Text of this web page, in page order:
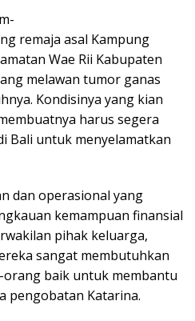
remaja asal Kampung
Wae Rii Kabupaten
melawan tumor ganas
Kondisinya yang kian
harus segera
Bali untuk menyelamatkan
dan operasional yang
kemampuan finansial
pihak keluarga,
sangat membutuhkan
baik untuk membantu
pengobatan Katarina.